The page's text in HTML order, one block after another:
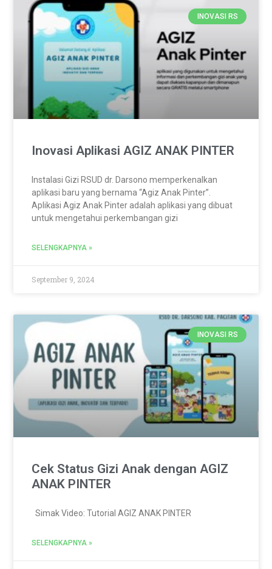
INOVASI RS
Inovasi Aplikasi AGIZ ANAK PINTER
Instalasi Gizi RSUD dr. Darsono memperkenalkan
aplikasi baru yang bernama “Agiz Anak Pinter”.
Aplikasi Agiz Anak Pinter adalah aplikasi yang dibuat
untuk mengetahui perkembangan gizi
SELENGKAPNYA »
September 9, 2024
INOVASI RS
Cek Status Gizi Anak dengan AGIZ
ANAK PINTER
Simak Video: Tutorial AGIZ ANAK PINTER
SELENGKAPNYA »